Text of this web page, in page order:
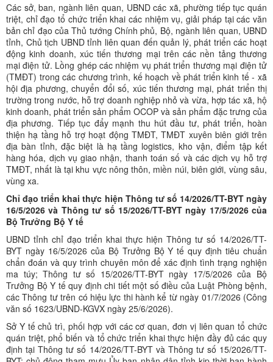
Các sở, ban, ngành liên quan, UBND các xã, phường tiếp tục quán
triệt, chỉ đạo tổ chức triển khai các nhiệm vụ, giải pháp tại các văn
bản chỉ đạo của Thủ tướng Chính phủ, Bộ, ngành liên quan, UBND
tỉnh, Chủ tịch UBND tỉnh liên quan đến quản lý, phát triển các hoạt
động kinh doanh, xúc tiến thương mại trên các nền tảng thương
mại điện tử. Lồng ghép các nhiệm vụ phát triển thương mại điện tử
(TMĐT) trong các chương trình, kế hoạch về phát triển kinh tế - xã
hội địa phương, chuyển đổi số, xúc tiến thương mại, phát triển thị
trường trong nước, hỗ trợ doanh nghiệp nhỏ và vừa, hợp tác xã, hộ
kinh doanh, phát triển sản phẩm OCOP và sản phẩm đặc trưng của
địa phương. Tiếp tục đẩy mạnh thu hút đầu tư, phát triển, hoàn
thiện hạ tầng hỗ trợ hoạt động TMĐT, TMĐT xuyên biên giới trên
địa bàn tỉnh, đặc biệt là hạ tầng logistics, kho vận, điểm tập kết
hàng hóa, dịch vụ giao nhận, thanh toán số và các dịch vụ hỗ trợ
TMĐT, nhất là tại khu vực nông thôn, miền núi, biên giới, vùng sâu,
vùng xa.
Chỉ đạo triển khai thực hiện Thông tư số 14/2026/TT-BYT ngày
16/5/2026 và Thông tư số 15/2026/TT-BYT ngày 17/5/2026 của
Bộ Trưởng Bộ Y tế
UBND tỉnh chỉ đạo triển khai thực hiện Thông tư số 14/2026/TT-
BYT ngày 16/5/2026 của Bộ Trưởng Bộ Y tế quy định tiêu chuẩn
chẩn đoán và quy trình chuyên môn để xác định tình trạng nghiện
ma túy; Thông tư số 15/2026/TT-BYT ngày 17/5/2026 của Bộ
Trưởng Bộ Y tế quy định chi tiết một số điều của Luật Phòng bệnh,
các Thông tư trên có hiệu lực thi hành kể từ ngày 01/7/2026 (Công
văn số 1623/UBND-KGVX ngày 25/6/2026).
Sở Y tế chủ trì, phối hợp với các cơ quan, đơn vị liên quan tổ chức
quán triệt, phổ biến và tổ chức triển khai thực hiện đầy đủ các quy
định tại Thông tư số 14/2026/TT-BYT và Thông tư số 15/2026/TT-